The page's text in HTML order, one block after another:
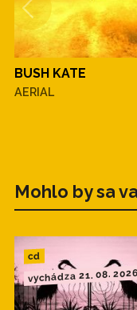
BUSH KATE
AERIAL
Mohlo by sa
cd
vychádza 21. 08.